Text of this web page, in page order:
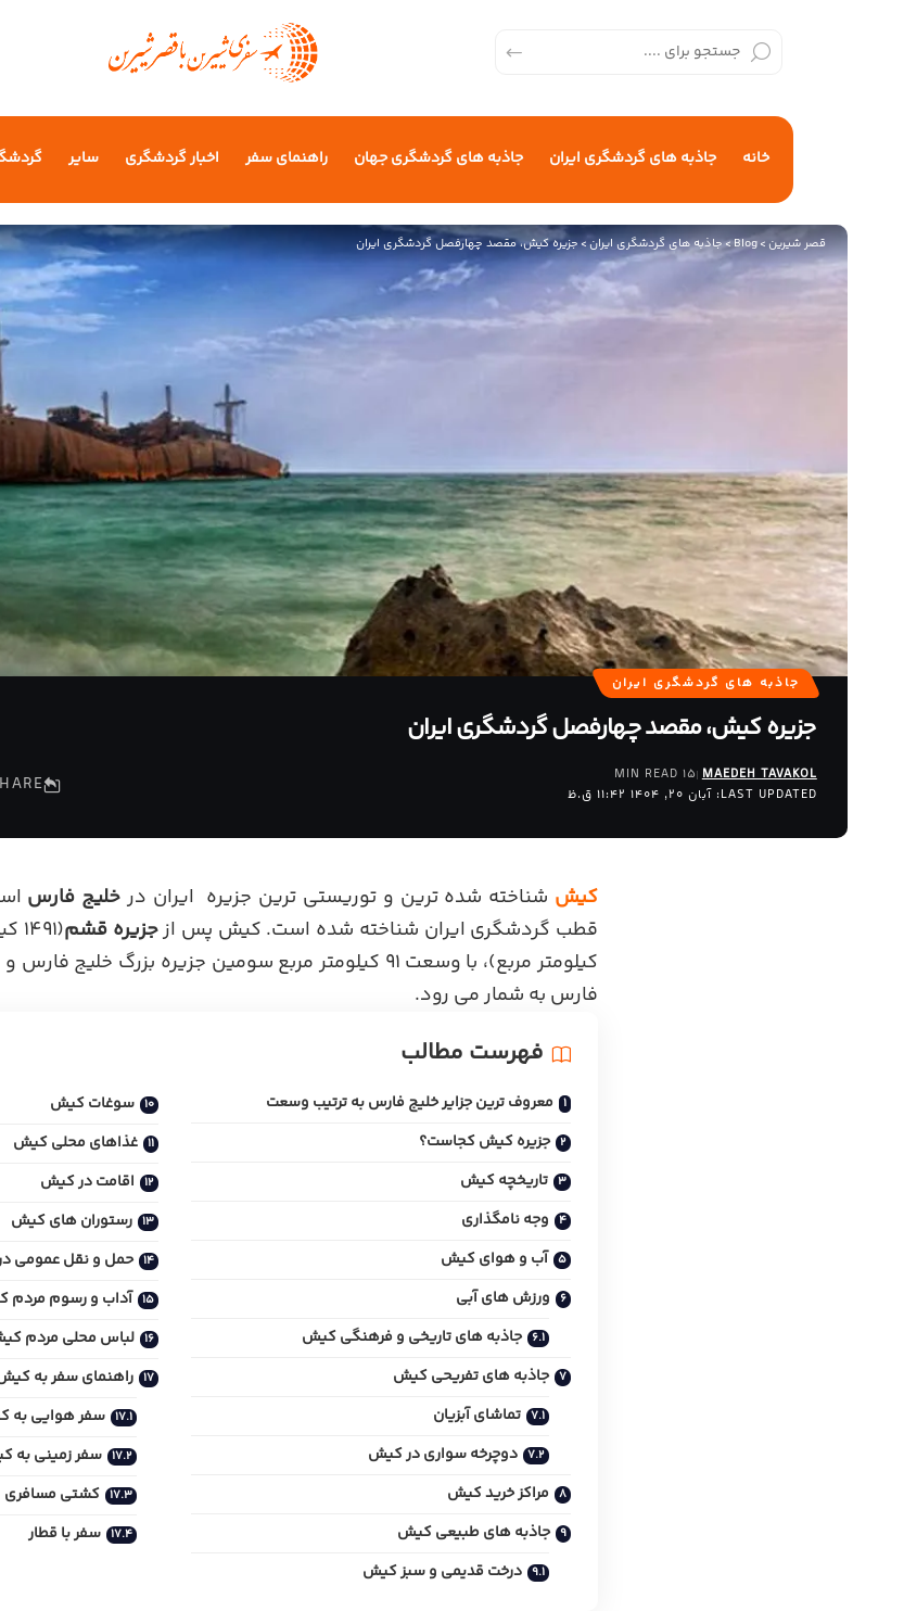
خانه جاذبه های گردشگری ایران جاذبه های گردشگری جهان راهنمای سفر اخبار گردشگری سایر
قصر شیرین >
Blog
>جاذبه های گردشگری ایران>جزیره کیش، مقصد چهارفصل گردشگری ایران
جاذبه های گردشگری ایران
جزیره کیش، مقصد چهارفصل گردشگری ایران
LAST UPDATED: آبان 20, 1404 11:42 ق.ظ
MAEDEH TAVAKOL
15 MIN READ
کیش شناخته شده ترین و توریستی ترین جزیره ایران در خلیج فارس
قطب گردشگری ایران شناخته شده است. کیش پس ازجزیره قشم
کیلومتر مربع)، با وسعت 91 کیلومتر مربع سومین جزیره بزرگ
فارس به شمار می رود.
فهرست مطالب
معروف ترین جزایر خلیج فارس به ترتیب وسعت
جزیره کیش کجاست؟
تاریخچه کیش
وجه نامگذاری
آب و هوای کیش
ورزش های آبی
جاذبه های تاریخی و فرهنگی کیش
جاذبه های تفریحی کیش
تماشای آبزیان
دوچرخه سواری در کیش
مراکز خرید کیش
جاذبه های طبیعی کیش
درخت قدیمی و سبز کیش
سوغات کیش
غذاهای محلی کیش
اقامت در کیش
رستوران های کیش
حمل‌ و نقل عمومی
آداب و رسوم مردم
لباس محلی مردم
راهنمای سفر به
سفر هوایی به
سفر زمینی به
کشتی مسافری
سفر با قطار